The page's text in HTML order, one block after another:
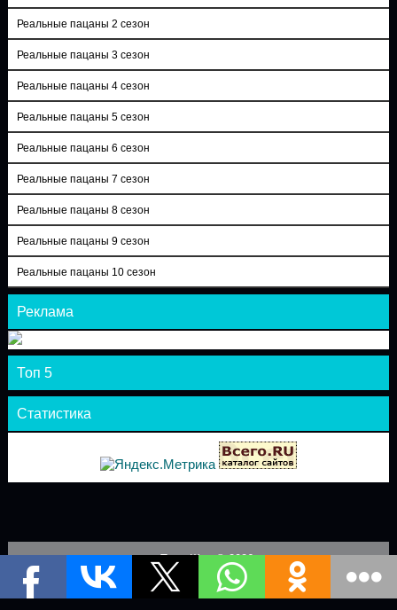
Реальные пацаны 2 сезон
Реальные пацаны 3 сезон
Реальные пацаны 4 сезон
Реальные пацаны 5 сезон
Реальные пацаны 6 сезон
Реальные пацаны 7 сезон
Реальные пацаны 8 сезон
Реальные пацаны 9 сезон
Реальные пацаны 10 сезон
Реклама
Топ 5
Статистика
Теле-Шоу © 2026